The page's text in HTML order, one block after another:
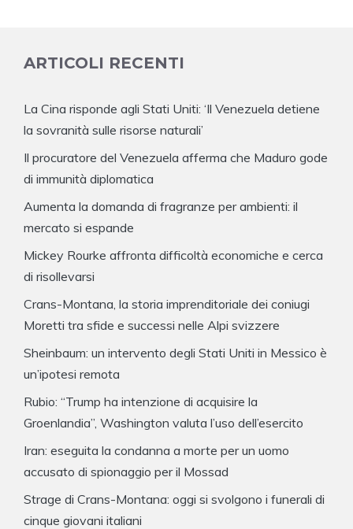
ARTICOLI RECENTI
La Cina risponde agli Stati Uniti: ‘Il Venezuela detiene
la sovranità sulle risorse naturali’
Il procuratore del Venezuela afferma che Maduro gode
di immunità diplomatica
Aumenta la domanda di fragranze per ambienti: il
mercato si espande
Mickey Rourke affronta difficoltà economiche e cerca
di risollevarsi
Crans-Montana, la storia imprenditoriale dei coniugi
Moretti tra sfide e successi nelle Alpi svizzere
Sheinbaum: un intervento degli Stati Uniti in Messico è
un’ipotesi remota
Rubio: “Trump ha intenzione di acquisire la
Groenlandia”, Washington valuta l’uso dell’esercito
Iran: eseguita la condanna a morte per un uomo
accusato di spionaggio per il Mossad
Strage di Crans-Montana: oggi si svolgono i funerali di
cinque giovani italiani